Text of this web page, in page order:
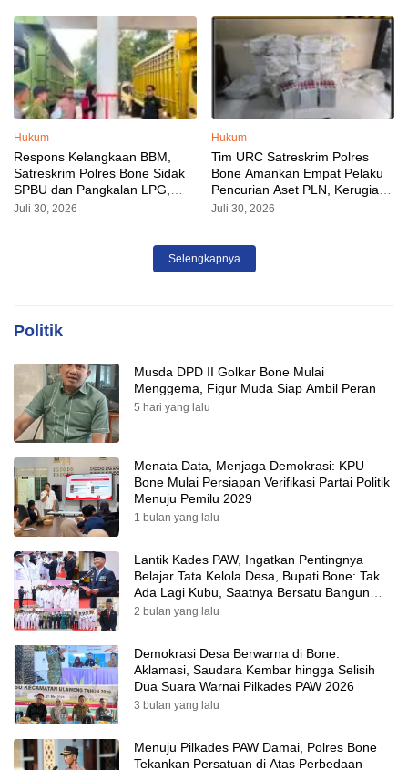
Hukum
Respons Kelangkaan BBM,
Satreskrim Polres Bone Sidak
SPBU dan Pangkalan LPG,
AKP Alvin Aji Imbau Pengelola
Juli 30, 2026
Hukum
Tim URC Satreskrim Polres
Bone Amankan Empat Pelaku
Pencurian Aset PLN, Kerugian
Ditaksir Capai Rp 3 Milyar
Juli 30, 2026
Selengkapnya
Politik
Musda DPD II Golkar Bone Mulai
Menggema, Figur Muda Siap Ambil Peran
5 hari yang lalu
Menata Data, Menjaga Demokrasi: KPU
Bone Mulai Persiapan Verifikasi Partai Politik
Menuju Pemilu 2029
1 bulan yang lalu
Lantik Kades PAW, Ingatkan Pentingnya
Belajar Tata Kelola Desa, Bupati Bone: Tak
Ada Lagi Kubu, Saatnya Bersatu Bangun
Desa
2 bulan yang lalu
Demokrasi Desa Berwarna di Bone:
Aklamasi, Saudara Kembar hingga Selisih
Dua Suara Warnai Pilkades PAW 2026
3 bulan yang lalu
Menuju Pilkades PAW Damai, Polres Bone
Tekankan Persatuan di Atas Perbedaan